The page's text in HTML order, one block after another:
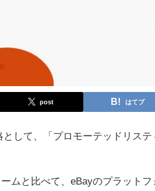
post はてブ
として、「プロモーテッドリス
ムと比べて、eBayのプラット